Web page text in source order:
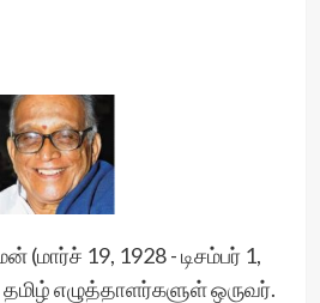
(மார்ச் 19, 1928 - டிசம்பர் 1,
எழுத்தாளர்களுள் ஒருவர்.